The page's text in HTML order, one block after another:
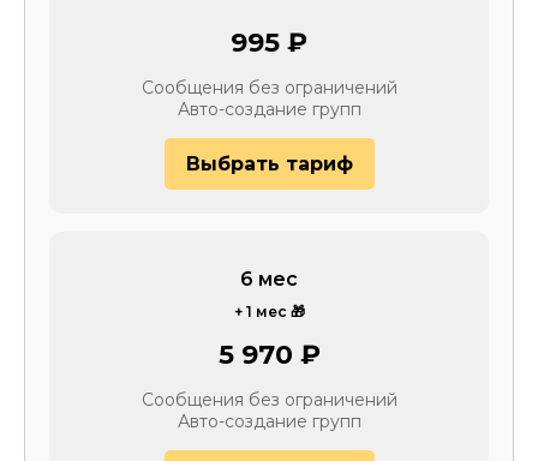
995 ₽
Сообщения без ограничений
Авто-создание групп
Выбрать тариф
6 мес
+ 1 мес 🎁
5 970 ₽
Сообщения без ограничений
Авто-создание групп